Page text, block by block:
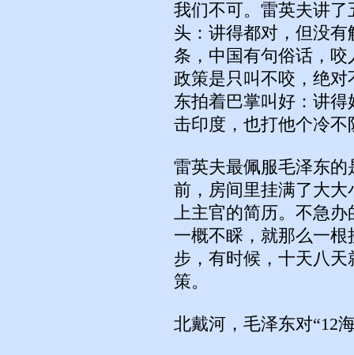
我们不可。雷英夫讲
头：讲得都对，但没
条，中国有句俗话，
政策是只叫不咬，绝
东拍着巴掌叫好：讲
击印度，也打他个冷不
雷英夫最佩服毛泽东的
前，房间里挂满了大
上主官的简历。不急
一概不睬，就那么一
步，有时候，十天八
策。
北戴河，毛泽东对“12